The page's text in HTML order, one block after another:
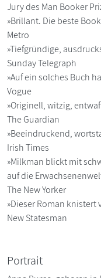
Jury des Man Booker
»Brillant. Die beste
Metro
»Tiefgründige,
Sunday Telegraph
»Auf ein solches Buch
Vogue
»Originell, witzig,
The Guardian
»Beeindruckend,
Irish Times
»Milkman blickt mit
auf die
The New Yorker
»Dieser Roman
New Statesman
Portrait